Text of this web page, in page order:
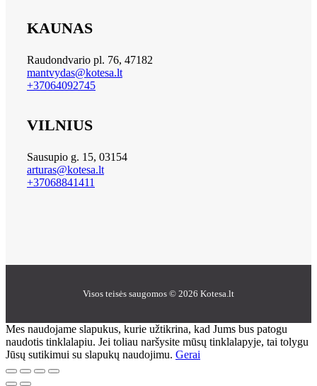
KAUNAS
Raudondvario pl. 76, 47182
mantvydas@kotesa.lt
+37064092745
VILNIUS
Sausupio g. 15, 03154
arturas@kotesa.lt
+37068841411
Visos teisės saugomos © 2026 Kotesa.lt
Mes naudojame slapukus, kurie užtikrina, kad Jums bus patogu
naudotis tinklalapiu. Jei toliau naršysite mūsų tinklalapyje, tai tolygu
Jūsų sutikimui su slapukų naudojimu. Gerai